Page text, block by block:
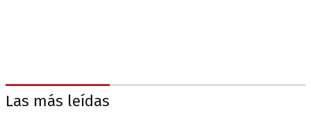
Las más leídas